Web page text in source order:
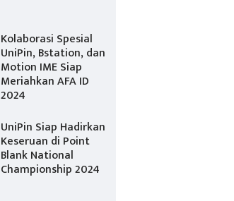
Kolaborasi Spesial
UniPin, Bstation, dan
Motion IME Siap
Meriahkan AFA ID
2024
UniPin Siap Hadirkan
Keseruan di Point
Blank National
Championship 2024